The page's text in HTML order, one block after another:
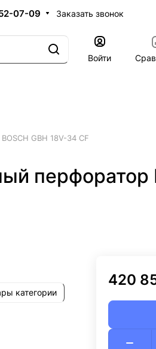
07-09 Заказать звонок
Войти
GBH 18V-34 CF
перфоратор
категории
420